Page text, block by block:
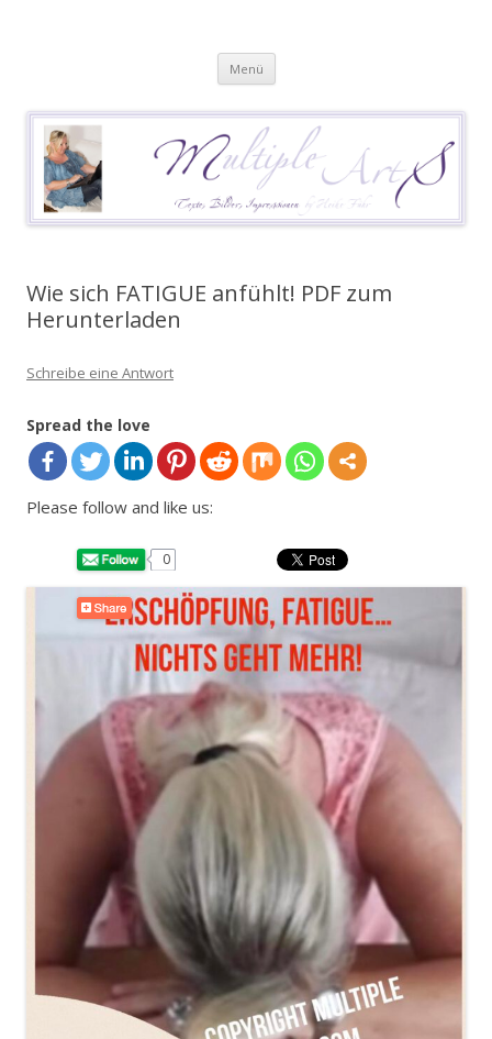
Menü Springe
Inhalt
Wie sich FATIGUE anfühlt! PDF zum
Herunterladen
Schreibe eine Antwort
Spread the love
Please follow and like us:
0